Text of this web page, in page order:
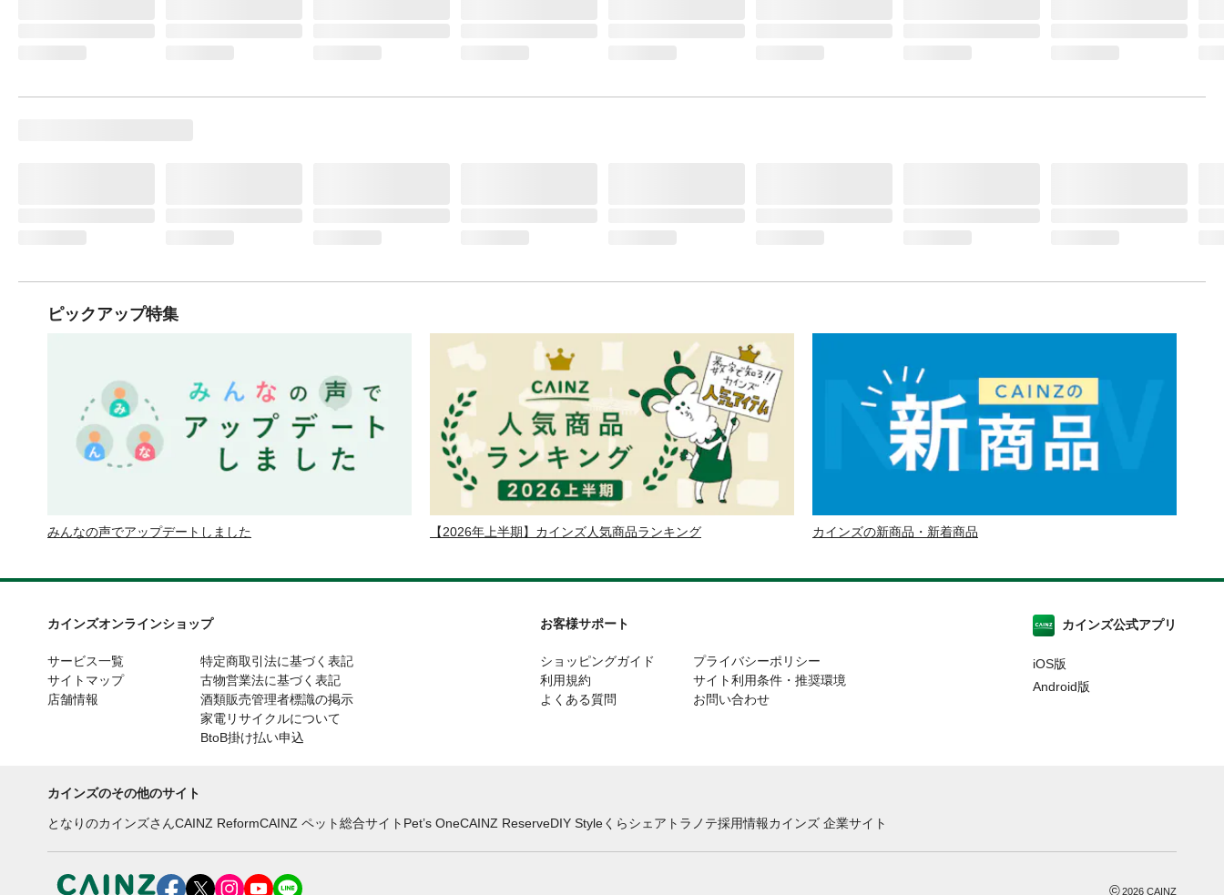
ピックアップ特集
みんなの声でアップデートしました 【2026年上半期】カインズ人気商品ランキング カインズの新商品・新着商品
カインズオンラインショップ
サービス一覧
サイトマップ
店舗情報
特定商取引法に基づく表記
古物営業法に基づく表記
酒類販売管理者標識の掲示
家電リサイクルについて
BtoB掛け払い申込
お客様サポート
ショッピングガイド
利用規約
よくある質問
プライバシーポリシー
サイト利用条件・推奨環境
お問い合わせ
カインズ公式アプリ
iOS版
Android版
カインズのその他のサイト
となりのカインズさんCAINZ ReformCAINZ ペット総合サイト Pet’s OneCAINZ ReserveDIY Styleくらシェア トラノテ採用情報カインズ 企業サイト
©2026 CAINZ